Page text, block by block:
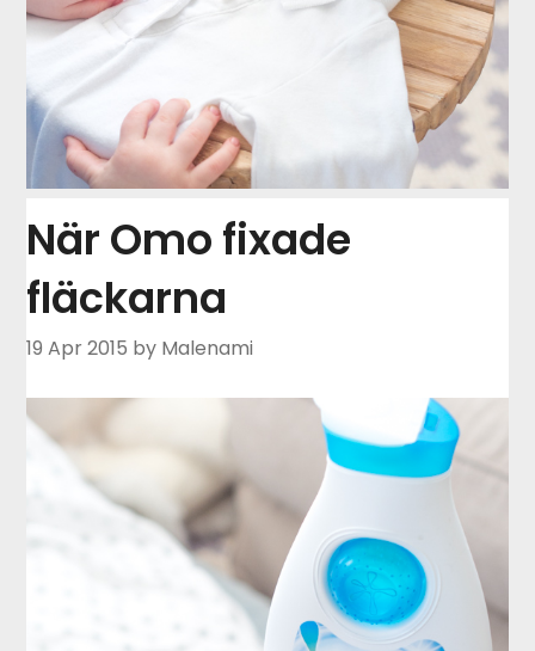
När Omo fixade
fläckarna
19 Apr 2015 by Malenami